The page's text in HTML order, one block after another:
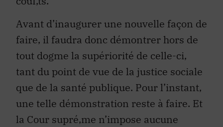
Avant d’inaugurer une nouvelle façon de
faire, il faudra donc démontrer hors de
tout dogme la supériorité de celle-ci,
tant du point de vue de la justice sociale
que de la santé publique. Pour l’instant,
une telle démonstration reste à faire. Et
la Cour supré‚me n’impose aucune